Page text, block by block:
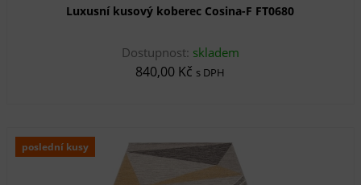
Luxusní kusový koberec Cosina-F FT0680
Dostupnost: skladem
840,00 Kč s DPH
poslední kusy